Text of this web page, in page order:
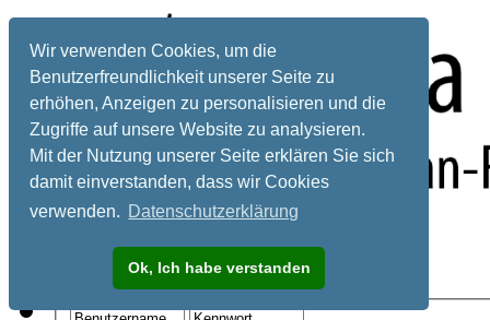
Wir verwenden Cookies, um die
Benutzerfreundlichkeit unserer Seite zu
erhöhen, Anzeigen zu personalisieren und die
Zugriffe auf unsere Website zu analysieren.
Mit der Nutzung unserer Seite erklären Sie sich
damit einverstanden, dass wir Cookies
verwenden. Datenschutzerklärung
Ok, Ich habe verstanden
Registrieren